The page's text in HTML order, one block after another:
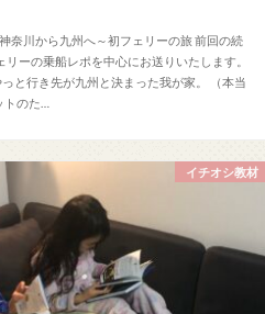
奈川から九州へ～初フェリーの旅 前回の続
リーの乗船レポを中心にお送りいたします。
と行き先が九州と決まった我が家。 （本当
のた…
イチオシ教材